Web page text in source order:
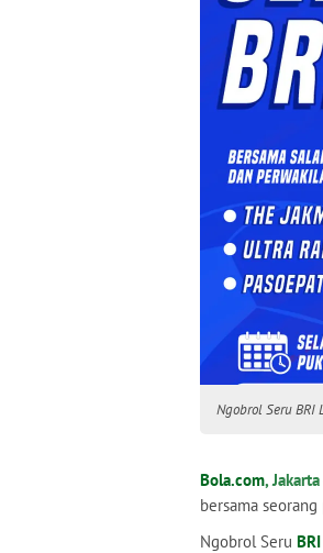
Ngobrol Seru BRI
Bola.com,
bersama
Ngobrol Seru